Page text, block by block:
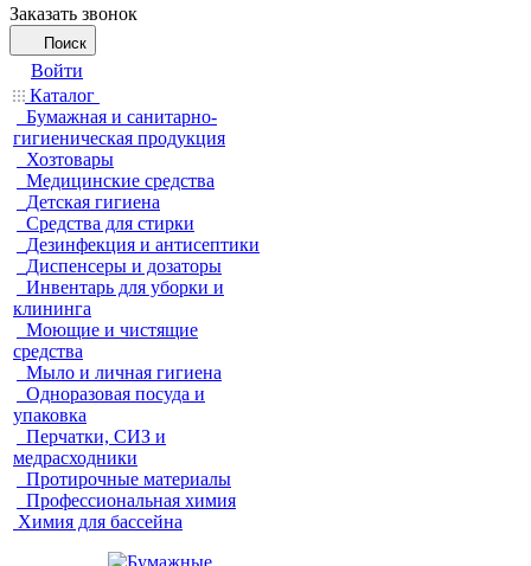
Заказать звонок
Поиск
Войти
Каталог
Бумажная и санитарно-
гигиеническая продукция
Хозтовары
Медицинские средства
Детская гигиена
Средства для стирки
Дезинфекция и антисептики
Диспенсеры и дозаторы
Инвентарь для уборки и
клининга
Моющие и чистящие
средства
Мыло и личная гигиена
Одноразовая посуда и
упаковка
Перчатки, СИЗ и
медрасходники
Протирочные материалы
Профессиональная химия
Химия для бассейна